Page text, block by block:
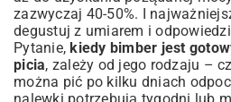
zazwyczaj 40-50%. I
degustuj z umiarem i
Pytanie,kiedy bimber jest
picia, zależy od jego rodzaju –
można pić po kilku dniach